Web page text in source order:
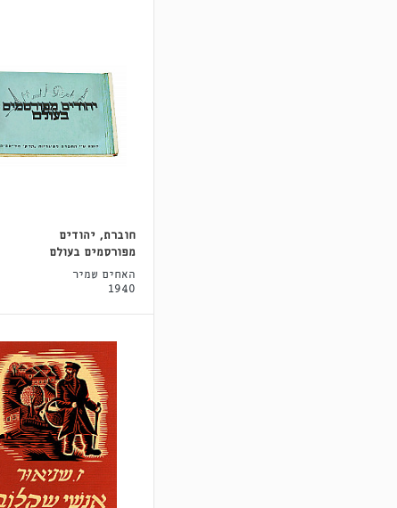
חוברת, יהודים
מפורסמים בעולם
האחים שמיר
1940